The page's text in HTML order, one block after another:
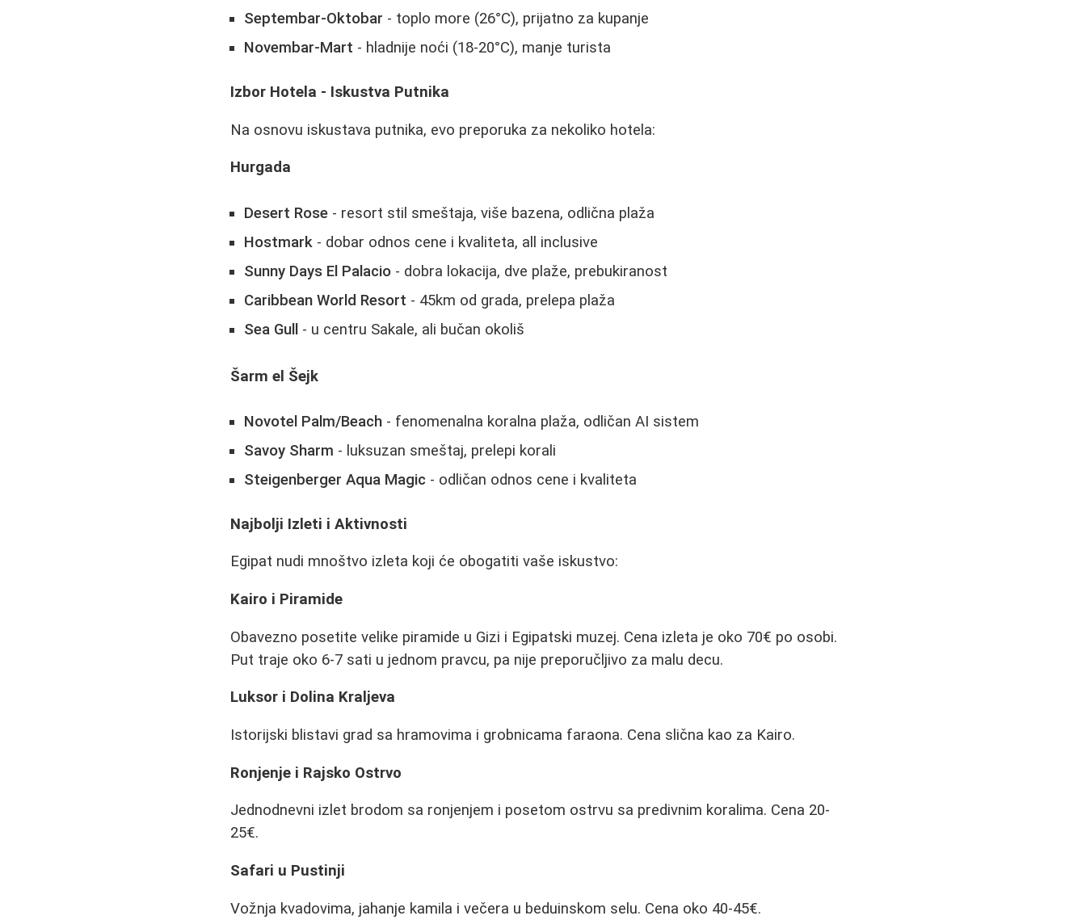
Septembar-Oktobar - toplo more (26°C), prijatno za kupanje
Novembar-Mart - hladnije noći (18-20°C), manje turista
Izbor Hotela - Iskustva Putnika
Na osnovu iskustava putnika, evo preporuka za nekoliko hotela:
Hurgada
Desert Rose - resort stil smeštaja, više bazena, odlična plaža
Hostmark - dobar odnos cene i kvaliteta, all inclusive
Sunny Days El Palacio - dobra lokacija, dve plaže, prebukiranost
Caribbean World Resort - 45km od grada, prelepa plaža
Sea Gull
- u centru Sakale, ali bučan okoliš
Šarm el Šejk
Novotel Palm/Beach - fenomenalna koralna plaža, odličan AI sistem
Savoy Sharm - luksuzan smeštaj, prelepi korali
Steigenberger Aqua Magic - odličan odnos cene i kvaliteta
Najbolji Izleti i Aktivnosti
Egipat nudi mnoštvo izleta koji će obogatiti vaše iskustvo:
Kairo i Piramide
Obavezno posetite velike piramide u Gizi i Egipatski muzej. Cena izleta je oko 70€ po osobi.
Put traje oko 6-7 sati u jednom pravcu, pa nije preporučljivo za malu decu.
Luksor i Dolina Kraljeva
Istorijski blistavi grad sa hramovima i grobnicama faraona. Cena slična kao za Kairo.
Ronjenje i Rajsko Ostrvo
Jednodnevni izlet brodom sa ronjenjem i posetom ostrvu sa predivnim koralima. Cena 20-
25€.
Safari u Pustinji
Vožnja kvadovima, jahanje kamila i večera u beduinskom selu. Cena oko 40-45€.